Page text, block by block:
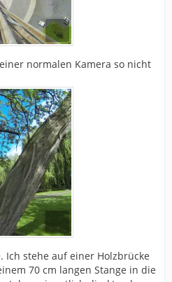
normalen Kamera so nicht
Ich stehe auf einer Holzbrücke
70 cm langen Stange in die